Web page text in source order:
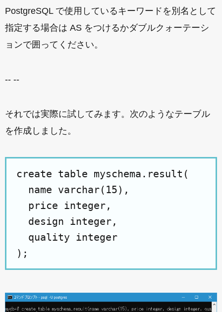
PostgreSQL で使用しているキーワードを別名として
指定する場合は AS をつけるかダブルクォーテーシ
ョンで囲ってください。
-- --
それでは実際に試してみます。次のようなテーブル
を作成しました。
create table myschema.result(
  name varchar(15),
  price integer,
  design integer,
  quality integer